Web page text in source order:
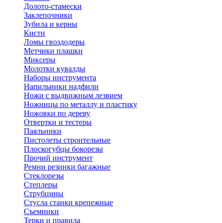
Долото-стамески
Заклепочники
Зубила и керны
Кисти
Ломы гвоздодеры
Метчики плашки
Миксеры
Молотки кувалды
Наборы инструмента
Напильники надфили
Ножи с выдвижным лезвием
Ножницы по металлу и пластику
Ножовки по дереву
Отвертки и тестеры
Паяльники
Пистолеты строительные
Плоскогубцы бокорезы
Прочий инструмент
Ремни резинки багажные
Стеклорезы
Степлеры
Струбцины
Стусла станки крепежные
Съемники
Терки и правила